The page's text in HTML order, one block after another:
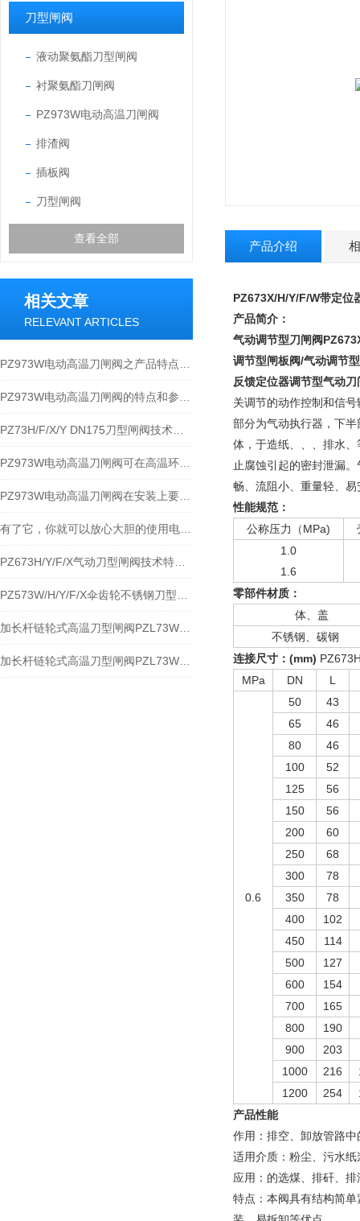
刀型闸阀
液动聚氨酯刀型闸阀
衬聚氨酯刀闸阀
PZ973W电动高温刀闸阀
排渣阀
插板阀
刀型闸阀
查看全部
相关文章
RELEVANT ARTICLES
产品介绍
PZ673X/H/Y/F/W带定位
产品简介：
气动调节型刀闸阀
调节型闸板阀/气动调节
反馈定位器调节型气动刀
关调节的动作控制和信
部分为气动执行器，下
体，于造纸、、、排水
止腐蚀引起的密封泄漏
畅、流阻小、重量轻、
性能规范：
公称压力（MPa)
1.0
1.6
零部件材质：
体、盖
不锈钢、碳钢
连接尺寸： (mm)
MPa
DN L
0.6
50
43
65
46
80
46
100
52
125
56
150
56
200
60
250
68
300
78
350
78
400
102
450
114
500
127
600
154
700
165
800
190
900
203
1000
216
1200
254
产品性能
作用：排空、卸放管路中
适用介质：粉尘、污水
应用：的选煤、排矸、
特点：本阀具有结构简